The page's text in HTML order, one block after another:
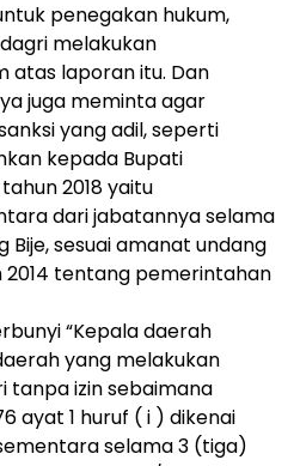
penegakan hukum,
melakukan
atas laporan itu. Dan
juga meminta agar
yang adil, seperti
kepada Bupati
2018 yaitu
dari jabatannya selama
Bije, sesuai amanat undang
2014 tentang pemerintahan
“Kepala daerah
yang melakukan
tanpa izin sebaimana
ayat 1 huruf ( i ) dikenai
selama 3 (tiga)